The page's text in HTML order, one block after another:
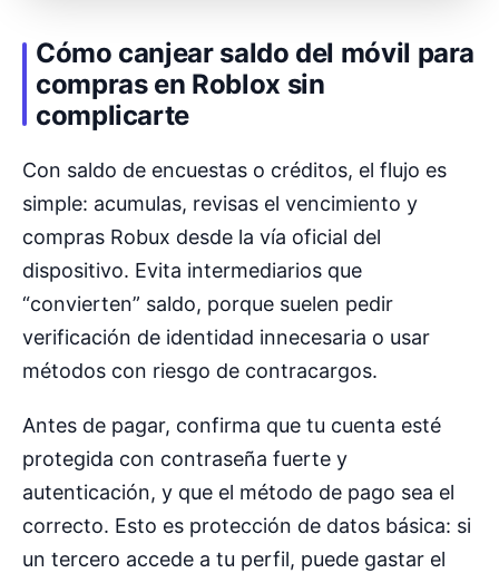
Cómo canjear saldo del móvil para
compras en Roblox sin
complicarte
Con saldo de encuestas o créditos, el flujo es
simple: acumulas, revisas el vencimiento y
compras Robux desde la vía oficial del
dispositivo. Evita intermediarios que
“convierten” saldo, porque suelen pedir
verificación de identidad innecesaria o usar
métodos con riesgo de contracargos.
Antes de pagar, confirma que tu cuenta esté
protegida con contraseña fuerte y
autenticación, y que el método de pago sea el
correcto. Esto es protección de datos básica: si
un tercero accede a tu perfil, puede gastar el